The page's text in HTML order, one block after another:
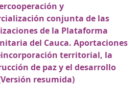
y
conjunta de las
de la Plataforma
del Cauca. Aportaciones
territorial, la
de paz y el desarrollo
resumida)